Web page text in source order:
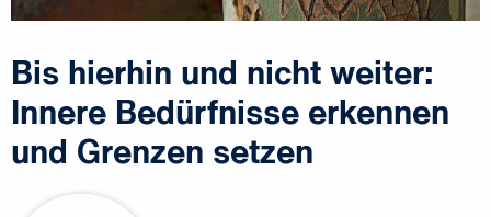
Bis hierhin und nicht weiter:
Innere Bedürfnisse erkennen
und Grenzen setzen